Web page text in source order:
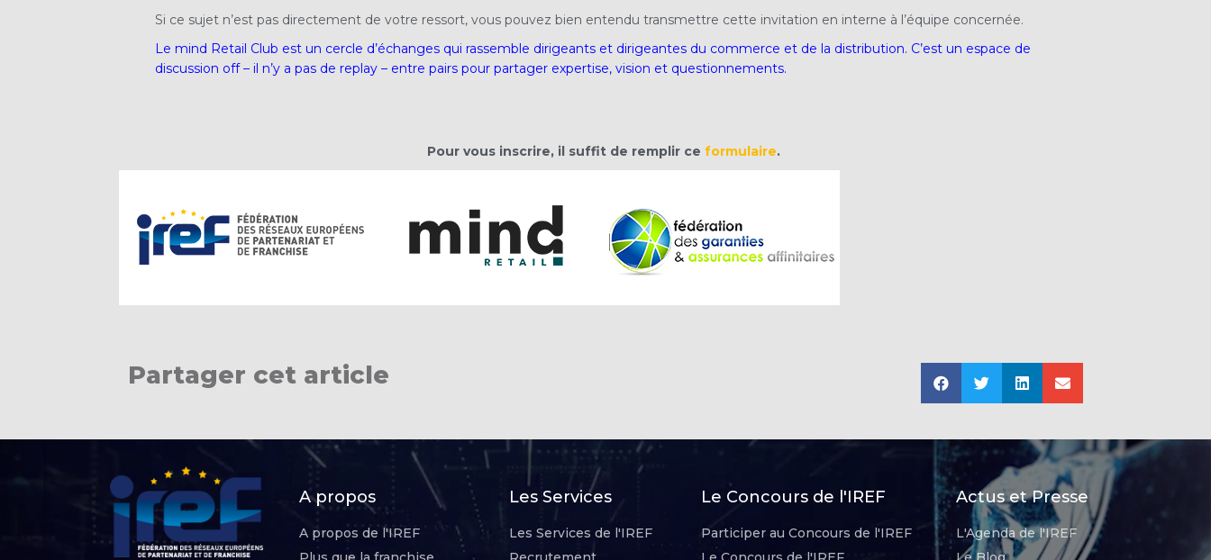
Si ce sujet n’est pas directement de votre ressort, vous pouvez bien entendu transmettre cette invitation en interne à l’équipe concernée.
Le mind Retail Club est un cercle d’échanges qui rassemble dirigeants et dirigeantes du commerce et de la distribution. C’est un espace de
discussion off – il n’y a pas de replay – entre pairs pour partager expertise, vision et questionnements.
Pour vous inscrire, il suffit de remplir ce formulaire.
Partager cet article
A propos
A propos de l'IREF
Les Services
Les Services de l'IREF
Le Concours de l'IREF
Participer au Concours de l'IREF
Actus et Presse
L'Agenda de l'IREF